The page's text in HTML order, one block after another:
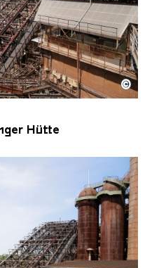
Hütte mit
Völklinger Hütte | Karl
©
Hütte